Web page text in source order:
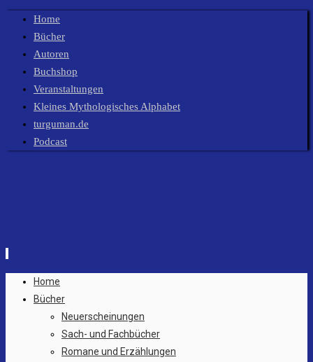
Home
Bücher
Autoren
Buchshop
Veranstaltungen
Kleines Mythologisches Alphabet
turguman.de
Podcast
Zum
Inhalt
Home
Bücher
Neuerscheinungen
Sach- und Fachbücher
Romane und Erzählungen